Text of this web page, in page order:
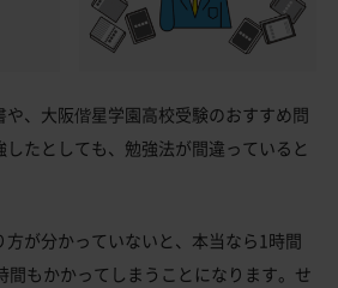
や、大阪偕星学園高校受験のおすすめ問
たとしても、勉強法が間違っていると
方が分かっていないと、本当なら1時間
間もかかってしまうことになります。せ